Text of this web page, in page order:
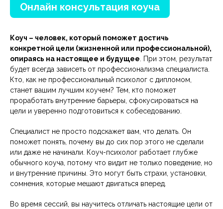
Онлайн консультация коуча
Коуч – человек, который поможет достичь
конкретной цели (жизненной или профессиональной),
опираясь на настоящее и будущее. При этом, результат
будет всегда зависеть от профессионализма специалиста.
Кто, как не профессиональный психолог с дипломом,
станет вашим лучшим коучем? Тем, кто поможет
проработать внутренние барьеры, сфокусироваться на
цели и уверенно подготовиться к собеседованию.
Специалист не просто подскажет вам, что делать. Он
поможет понять, почему вы до сих пор этого не сделали
или даже не начинали. Коуч-психолог работает глубже
обычного коуча, потому что видит не только поведение, но
и внутренние причины. Это могут быть страхи, установки,
сомнения, которые мешают двигаться вперед.
Во время сессий, вы научитесь отличать настоящие цели от